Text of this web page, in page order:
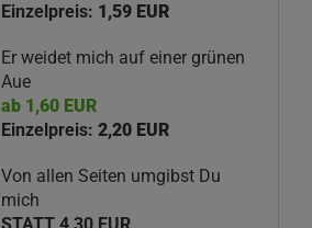
Einzelpreis: 1,59 EUR
Er weidet mich auf einer grünen
Aue
ab 1,60 EUR
Einzelpreis: 2,20 EUR
Von allen Seiten umgibst Du
mich